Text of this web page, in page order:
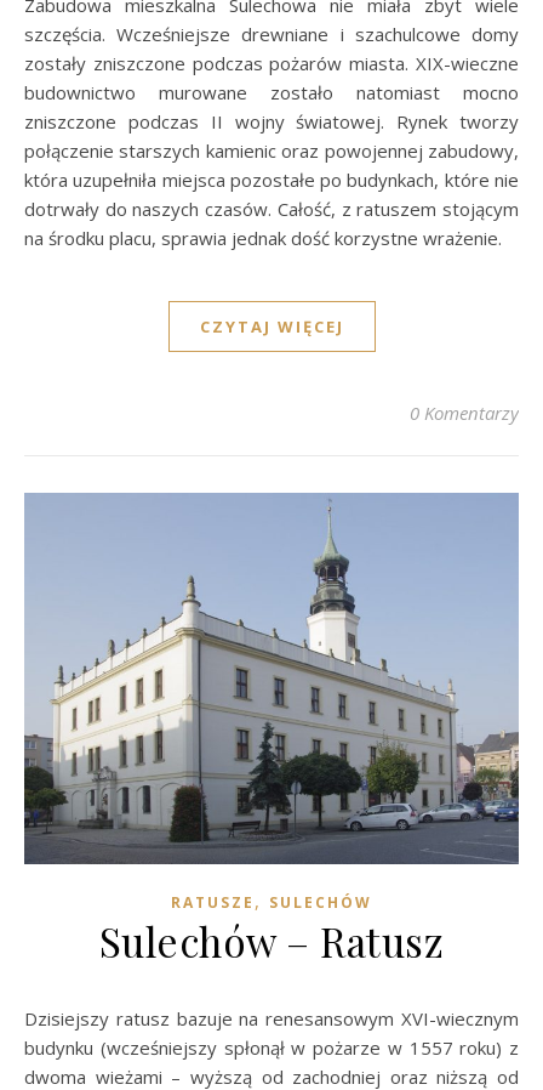
Zabudowa mieszkalna Sulechowa nie miała zbyt wiele
szczęścia. Wcześniejsze drewniane i szachulcowe domy
zostały zniszczone podczas pożarów miasta. XIX-wieczne
budownictwo murowane zostało natomiast mocno
zniszczone podczas II wojny światowej. Rynek tworzy
połączenie starszych kamienic oraz powojennej zabudowy,
która uzupełniła miejsca pozostałe po budynkach, które nie
dotrwały do naszych czasów. Całość, z ratuszem stojącym
na środku placu, sprawia jednak dość korzystne wrażenie.
CZYTAJ WIĘCEJ
0 Komentarzy
RATUSZE , SULECHÓW
Sulechów – Ratusz
Dzisiejszy ratusz bazuje na renesansowym XVI-wiecznym
budynku (wcześniejszy spłonął w pożarze w 1557 roku) z
dwoma wieżami – wyższą od zachodniej oraz niższą od